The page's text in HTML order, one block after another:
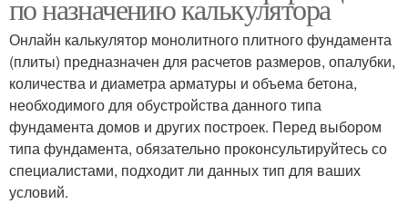
по назначению калькулятора
Онлайн калькулятор монолитного плитного фундамента
(плиты) предназначен для расчетов размеров, опалубки,
количества и диаметра арматуры и объема бетона,
необходимого для обустройства данного типа
фундамента домов и других построек. Перед выбором
типа фундамента, обязательно проконсультируйтесь со
специалистами, подходит ли данных тип для ваших
условий.